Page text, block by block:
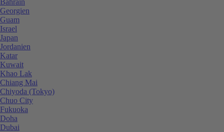
Georgien
Guam
Israel
Japan
Jordanien
Katar
Kuwait
Khao Lak
Chiang Mai
Chiyoda (Tokyo)
Chuo City
Fukuoka
Doha
Dubai